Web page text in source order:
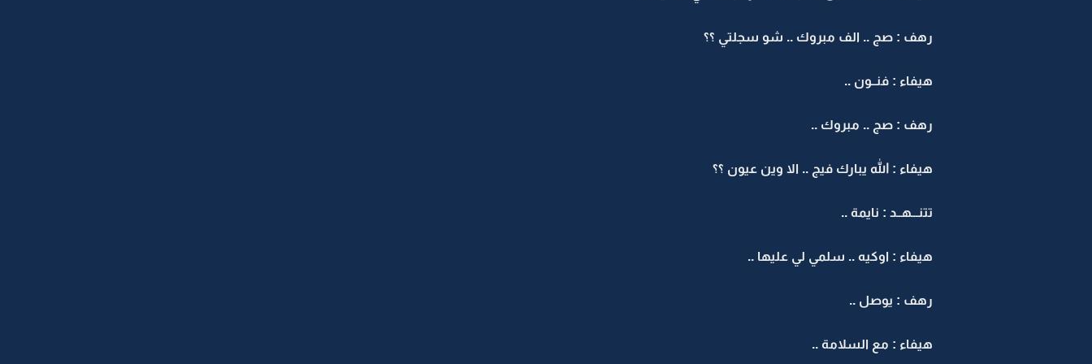
رهف : صج .. الف مبروك .. شو سجلتي ؟؟
هيفاء : فنــون ..
رهف : صج .. مبروك ..
هيفاء : الله يبارك فيج .. الا وين عيون ؟؟
تتنـــهــد : نايمة ..
هيفاء : اوكيه .. سلمي لي عليها ..
رهف : يوصل ..
هيفاء : مع السلامة ..